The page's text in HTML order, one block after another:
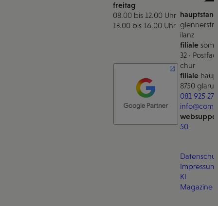
freitag
08.00 bis 12.00 Uhr
13.00 bis 16.00 Uhr
ilanz
filiale
32 ·
chur
filiale
8750 glarus
081 925 27
50
Impressum
KI
Magazine